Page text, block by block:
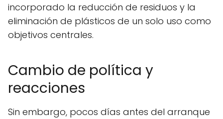
incorporado la reducción de residuos y la
eliminación de plásticos de un solo uso como
objetivos centrales.
Cambio de política y
reacciones
Sin embargo, pocos días antes del arranque